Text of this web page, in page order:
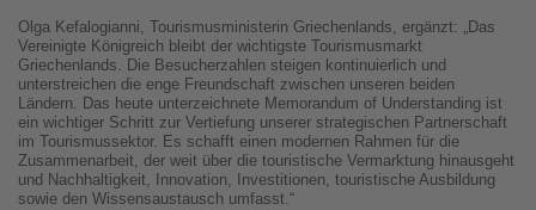
Olga Kefalogianni, Tourismusministerin Griechenlands, ergänzt: „Das
Vereinigte Königreich bleibt der wichtigste Tourismusmarkt
Griechenlands. Die Besucherzahlen steigen kontinuierlich und
unterstreichen die enge Freundschaft zwischen unseren beiden
Ländern. Das heute unterzeichnete Memorandum of Understanding ist
ein wichtiger Schritt zur Vertiefung unserer strategischen Partnerschaft
im Tourismussektor. Es schafft einen modernen Rahmen für die
Zusammenarbeit, der weit über die touristische Vermarktung hinausgeht
und Nachhaltigkeit, Innovation, Investitionen, touristische Ausbildung
sowie den Wissensaustausch umfasst.“